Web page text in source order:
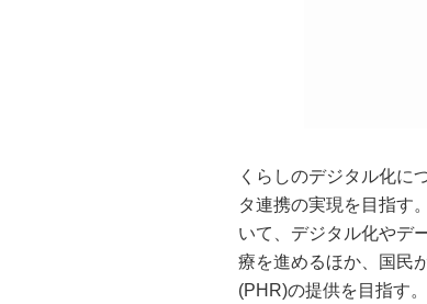
くらしのデジタル化に
タ連携の実現を目指す
いて、デジタル化やデ
療を進めるほか、国民
(PHR)の提供を目指す。